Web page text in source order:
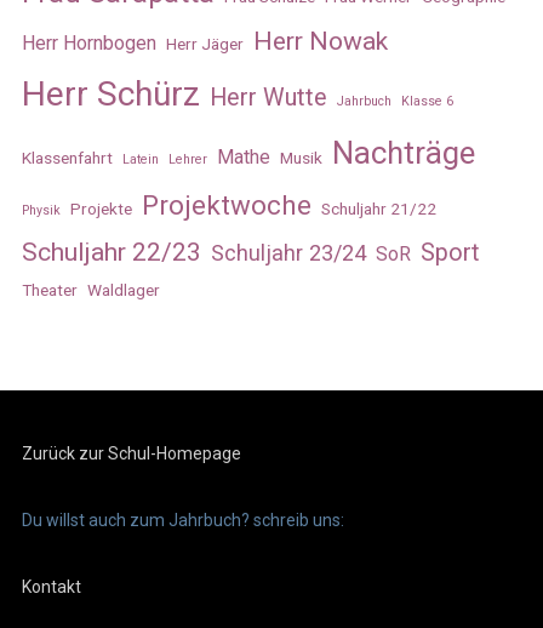
Herr Hornbogen Herr Jäger Herr Nowak
Herr Schürz Herr Wutte Jahrbuch Klasse 6
Klassenfahrt Latein Lehrer Mathe Musik Nachträge
Physik Projekte Projektwoche Schuljahr 21/22
Schuljahr 22/23 Schuljahr 23/24 SoR Sport
Theater Waldlager
Zurück zur Schul-Homepage
Du willst auch zum Jahrbuch? schreib uns:
Kontakt